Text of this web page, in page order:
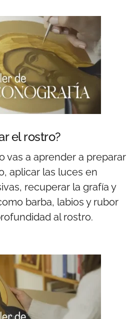
el rostro?
vas a aprender a preparar
aplicar las luces en
recuperar la grafía y
barba, labios y rubor
al rostro.